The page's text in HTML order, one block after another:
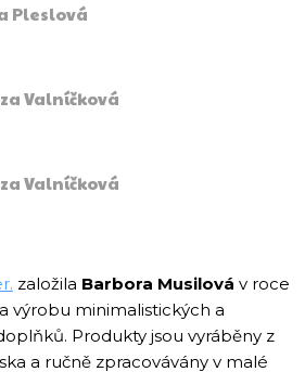
Pleslová
Valníčková
Valníčková
založila Barbora Musilová v roce
výrobu minimalistických a
Produkty jsou vyráběny z
a ručně zpracovávány v malé